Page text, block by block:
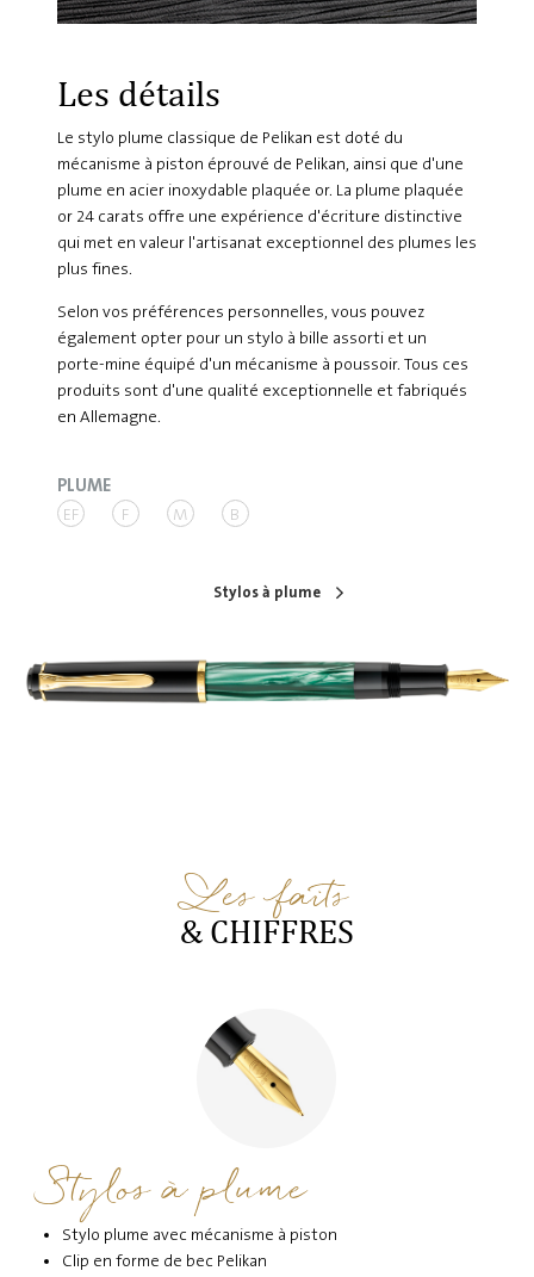
Les détails
Le stylo plume classique de Pelikan est doté du
mécanisme à piston éprouvé de Pelikan, ainsi que d'une
plume en acier inoxydable plaquée or. La plume plaquée
or 24 carats offre une expérience d'écriture distinctive
qui met en valeur l'artisanat exceptionnel des plumes les
plus fines.
Selon vos préférences personnelles, vous pouvez
également opter pour un stylo à bille assorti et un
porte-mine équipé d'un mécanisme à poussoir. Tous ces
produits sont d'une qualité exceptionnelle et fabriqués
en Allemagne.
PLUME
EF F M B
Stylos à plume
Les faits
& CHIFFRES
Stylos à plume
Stylo plume avec mécanisme à piston
Clip en forme de bec Pelikan